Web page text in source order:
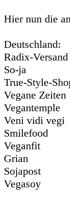
Hier nun die
Deutschland:
Radix-Versand
So-ja
True-Style-
Vegane Zeiten
Vegantemple
Veni vidi vegi
Smilefood
Veganfit
Grian
Sojapost
Vegasoy